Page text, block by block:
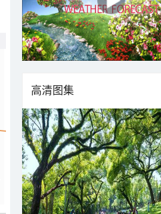
20时 21时 22时 23时 00时
南风
<3级
南风
<3级
西南风
<3级
西北风
<3级
西北风
<3级
28°C 27°C 27°C 26°C 26°C
高清图集